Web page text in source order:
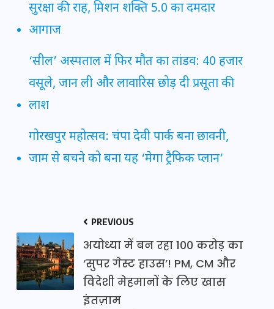
सुरक्षा की राह, मिशन शक्ति 5.0 का दमदार
आगाज
‘सील’ अस्पताल में फिर मौत का तांडव: 40 हजार
वसूले, जान ली और लावारिस छोड़ दी प्रसूता की
लाश
गोरखपुर महोत्सव: चंपा देवी पार्क बना छावनी,
जाम से बचने को बना यह ‘मेगा ट्रैफिक प्लान’
PREVIOUS
अयोध्या में बन रहा 100 करोड़ का
‘सुपर गेस्ट हाउस’! PM, CM और
विदेशी मेहमानों के लिए खास
इंतज़ाम